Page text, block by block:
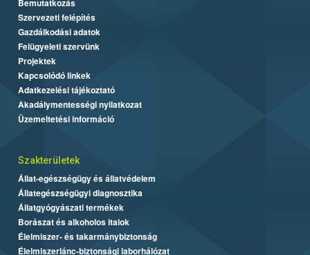
Bemutatkozás
Szervezeti felépítés
Gazdálkodási adatok
Felügyeleti szervünk
Projektek
Kapcsolódó linkek
Adatkezelési tájékoztató
Akadálymentességi nyilatkozat
Üzemeltetési információ
Szakterületek
Állat-egészségügy és állatvédelem
Állategészségügyi diagnosztika
Állatgyógyászati termékek
Borászat és alkoholos italok
Élelmiszer- és takarmánybiztonság
Élelmiszerlánc-biztonsági laborhálózat